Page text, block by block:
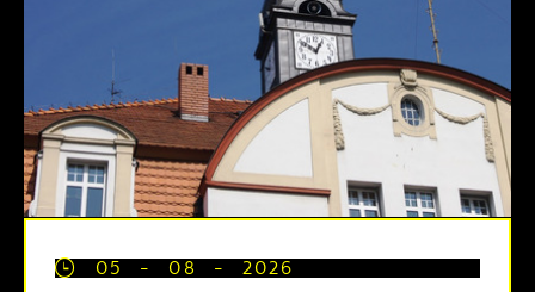
05 - 08 - 2026